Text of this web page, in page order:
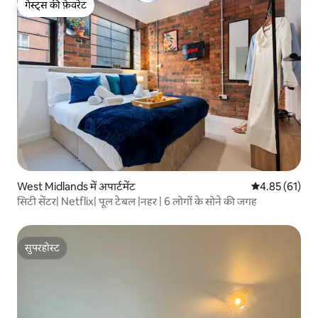
गेस्ट्स की फ़ेवरेट
गेस्ट्स की फ़ेवरेट
West Midlands में अपार्टमेंट औसत रेटिंग 5 में
4.85 (61)
सिटी सेंटर| Netflix| पूल टेबल |नहर | 6 लोगों के सोने की जगह
सुपरहोस्ट
सुपरहोस्ट